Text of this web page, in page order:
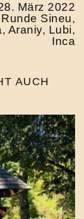
März 2022
Sineu,
Araniy, Lubi,
Inca
AUCH